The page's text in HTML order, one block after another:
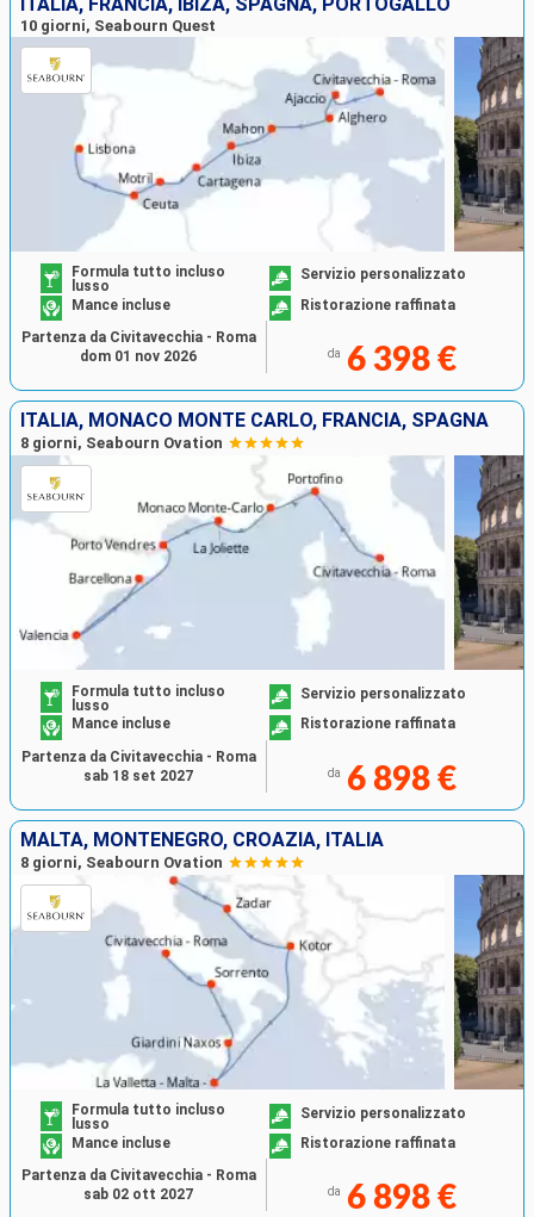
10 giorni, Seabourn Quest
Formula tutto incluso
lusso
Servizio personalizzato
Mance incluse
Ristorazione raffinata
da 6 398 €
Partenza da Civitavecchia - Roma
dom 01 nov 2026
ITALIA, MONACO MONTE CARLO, FRANCIA, SPAGNA
8 giorni, Seabourn Ovation
Formula tutto incluso
lusso
Servizio personalizzato
Mance incluse
Ristorazione raffinata
da 6 898 €
Partenza da Civitavecchia - Roma
sab 18 set 2027
MALTA, MONTENEGRO, CROAZIA, ITALIA
8 giorni, Seabourn Ovation
Formula tutto incluso
lusso
Servizio personalizzato
Mance incluse
Ristorazione raffinata
da 6 898 €
Partenza da Civitavecchia - Roma
sab 02 ott 2027